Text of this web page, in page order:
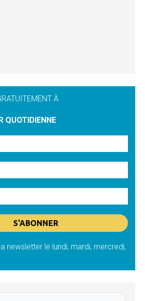
À
QUOTIDIENNE
newsletter le lundi, mardi, mercredi,